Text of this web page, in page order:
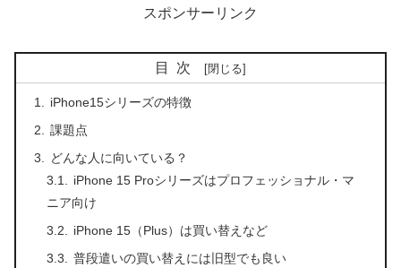
スポンサーリンク
目次
iPhone15シリーズの特徴
課題点
どんな人に向いている？
iPhone 15 Proシリーズはプロフェッショナル・マ
ニア向け
iPhone 15（Plus）は買い替えなど
普段遣いの買い替えには旧型でも良い